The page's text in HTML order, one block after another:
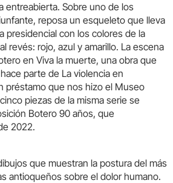
entreabierta. Sobre uno de los
reposa un esqueleto que lleva
presidencial con los colores de la
revés: rojo, azul y amarillo. La escena
en Viva la muerte, una obra que
parte de La violencia en
préstamo que nos hizo el Museo
piezas de la misma serie se
Botero 90 años, que
2022.
que muestran la postura del más
antioqueños sobre el dolor humano.